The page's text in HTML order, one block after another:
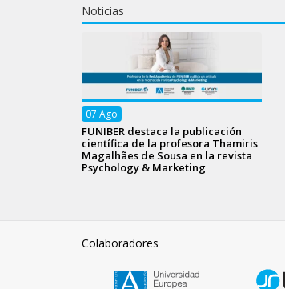
Noticias
07 Ago
FUNIBER destaca la publicación
científica de la profesora Thamiris
Magalhães de Sousa en la revista
Psychology & Marketing
Colaboradores